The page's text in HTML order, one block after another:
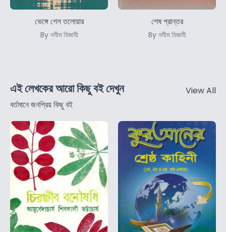
ভেঙ্গে গেল তলোয়ার
By নসীম হিজাযী
শেষ প্রান্তর
By নসীম হিজাযী
এই লেখকের আরো কিছু বই দেখুন
বর্তমানে জনপ্রিয় কিছু বই
View All